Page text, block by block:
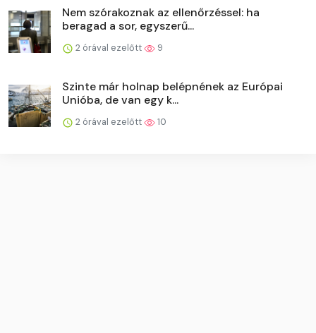
Nem szórakoznak az ellenőrzéssel: ha
beragad a sor, egyszerű...
2 órával ezelőtt 9
Szinte már holnap belépnének az Európai
Unióba, de van egy k...
2 órával ezelőtt 10